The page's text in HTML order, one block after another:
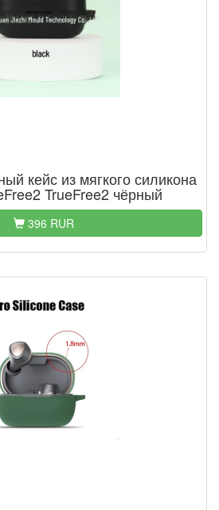
кейс из мягкого силикона
TrueFree2 чёрный
396 RUR